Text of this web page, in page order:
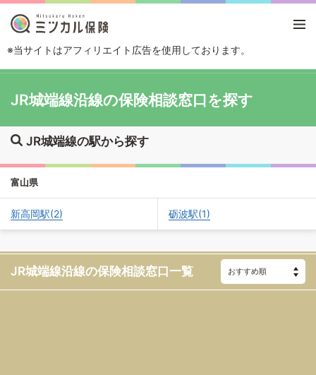
※当サイトはアフィリエイト広告を使用しております。
JR城端線沿線の保険相談窓口を探す
JR城端線の駅から探す
富山県
新高岡駅(2) 砺波駅(1)
JR城端線沿線の保険相談窓口一覧